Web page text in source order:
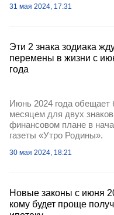
31 мая 2024, 17:31
Эти 2 знака зодиака
перемены в жизни с
года
Июнь 2024 года
месяцем для двух
финансовом плане в
газеты «Утро Родины».
30 мая 2024, 18:21
Новые законы с июня
кому будет проще